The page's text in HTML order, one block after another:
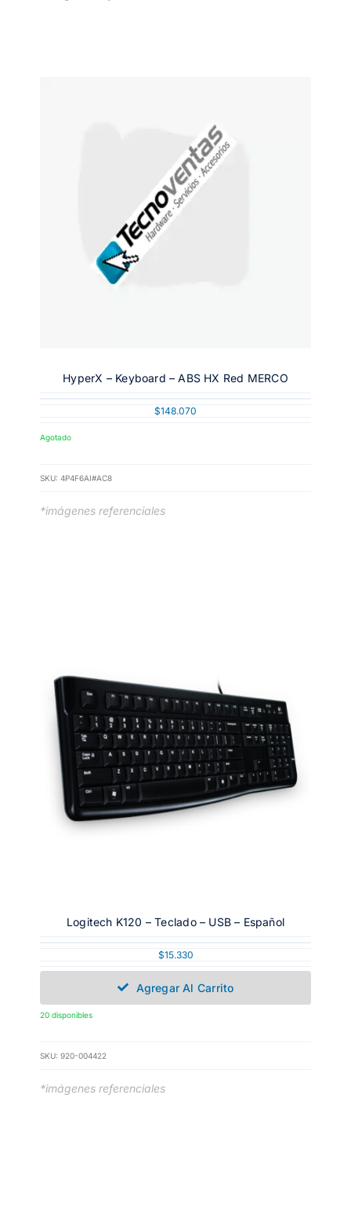
HyperX – Keyboard – ABS HX Red MERCO
$148.070
Agotado
SKU: 4P4F6AI#AC8
*imágenes referenciales
Logitech K120 – Teclado – USB – Español
$15.330
Agregar Al Carrito
20 disponibles
SKU: 920-004422
*imágenes referenciales